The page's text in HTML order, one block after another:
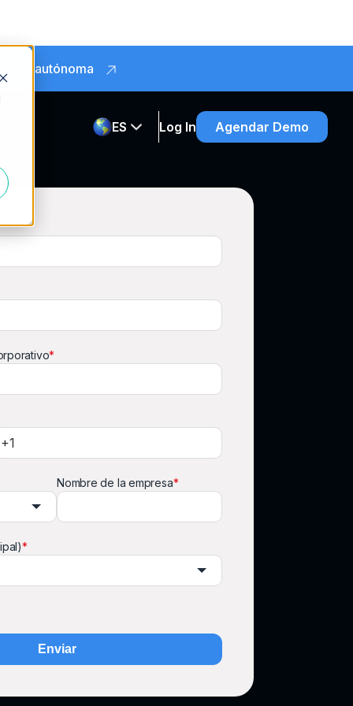
autónoma
ES Log In Agendar Demo
*
Nombre de la empresa*
*
Enviar